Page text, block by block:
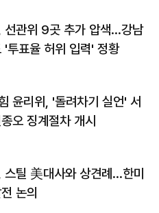
선관위 9곳 추가 압색…강남
'투표율 허위 입력' 정황
윤리위, '돌려차기 실언' 서
오 징계절차 개시
스틸 美대사와 상견례…한미
논의